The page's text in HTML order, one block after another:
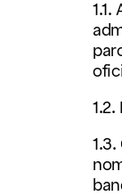
1.1.
1.2.
1.3.